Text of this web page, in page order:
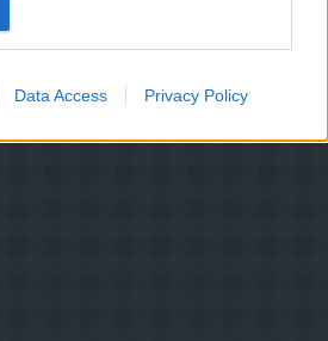
Data Access Privacy Policy